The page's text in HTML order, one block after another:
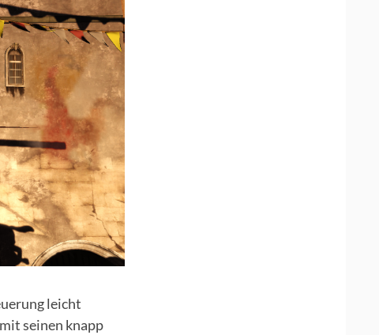
leicht
seinen knapp